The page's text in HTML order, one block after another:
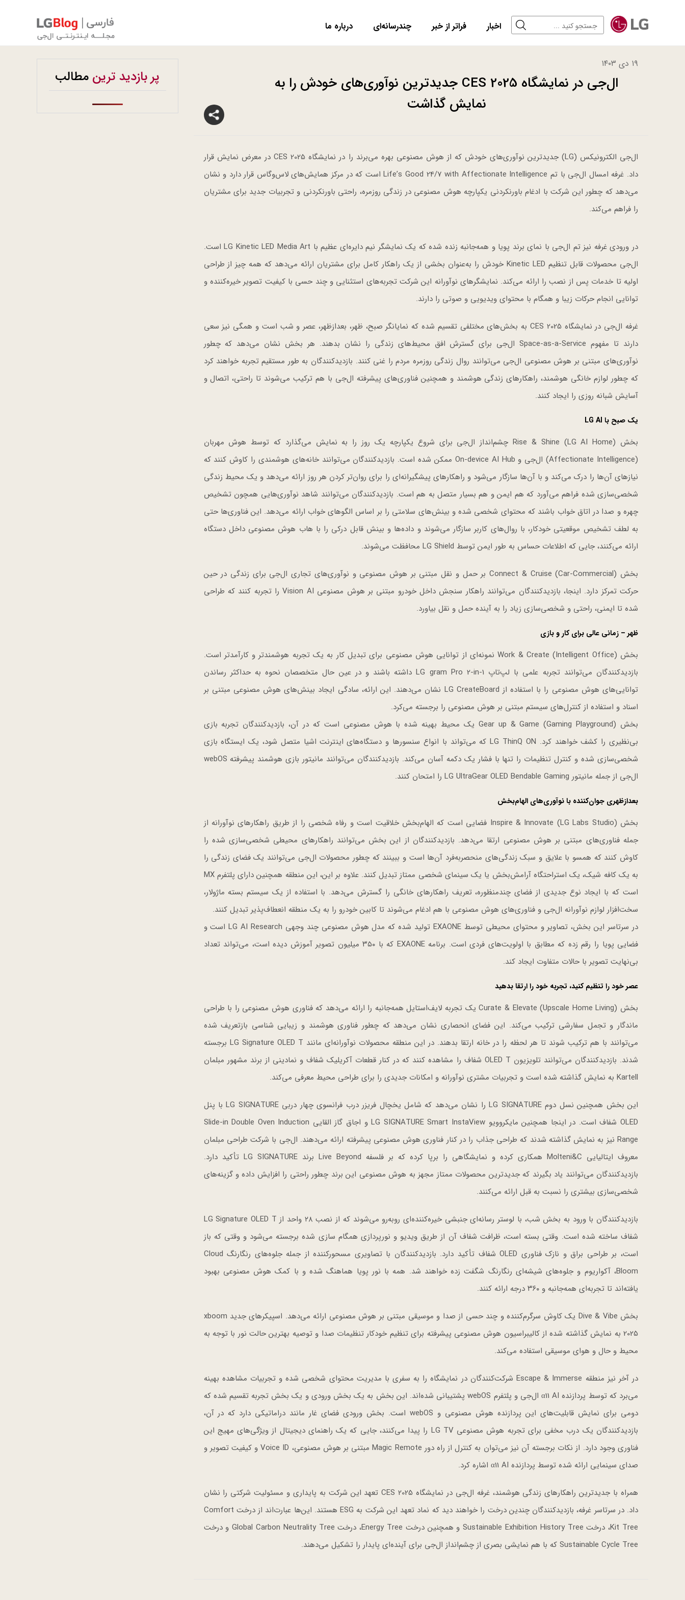
اخبار فراتر از خبر چندرسانه‌ای درباره ما
۱۹ دی ۱۴۰۳
ال‌جی در نمایشگاه CES 2025 جدیدترین نوآوری‌های خودش را به
نمایش گذاشت
ال‌جی الکترونیکس (LG) جدیدترین نوآوری‌های خودش که از هوش مصنوعی بهره می‌برند را در نمایشگاه CES 2025 در معرض نمایش قرار
داد. غرفه امسال ال‌جی با تم Life’s Good 24/7 with Affectionate Intelligence است که در مرکز همایش‌های لاس‌وگاس قرار دارد و نشان
می‌دهد که چطور این شرکت با ادغام باورنکردنی یکپارچه هوش مصنوعی در زندگی روزمره، راحتی باورنکردنی و تجربیات جدید برای مشتریان
را فراهم می‌کند.
در ورودی غرفه نیز تم ال‌جی با نمای برند پویا و همه‌جانبه زنده شده که یک نمایشگر نیم دایره‌ای عظیم با LG Kinetic LED Media Art است.
ال‌جی محصولات قابل تنظیم Kinetic LED خودش را به‌عنوان بخشی از یک راهکار کامل برای مشتریان ارائه می‌دهد که همه چیز از طراحی
اولیه تا خدمات پس از نصب را ارائه می‌کند. نمایشگرهای نوآورانه این شرکت تجربه‌های استثنایی و چند حسی با کیفیت تصویر خیره‌کننده و
توانایی انجام حرکات زیبا و همگام با محتوای ویدیویی و صوتی را دارند.
غرفه ال‌جی در نمایشگاه CES 2025 به بخش‌های مختلفی تقسیم شده که نمایانگر صبح، ظهر، بعدازظهر، عصر و شب است و همگی نیز سعی
دارند تا مفهوم Space-as-a-Service ال‌جی برای گسترش افق محیط‌های زندگی را نشان بدهند. هر بخش نشان می‌دهد که چطور
نوآوری‌های مبتنی بر هوش مصنوعی ال‌جی می‌توانند روال زندگی روزمره مردم را غنی کنند. بازدیدکنندگان به طور مستقیم تجربه خواهند کرد
که چطور لوازم خانگی هوشمند، راهکارهای زندگی هوشمند و همچنین فناوری‌های پیشرفته ال‌جی با هم ترکیب می‌شوند تا راحتی، اتصال و
آسایش شبانه روزی را ایجاد کنند.
یک صبح با LG AI
بخش Rise & Shine (LG AI Home) چشم‌انداز ال‌جی برای شروع یکپارچه یک روز را به نمایش می‌گذارد که توسط هوش مهربان
(Affectionate Intelligence) ال‌جی و On-device AI Hub ممکن شده است. بازدیدکنندگان می‌توانند خانه‌های هوشمندی را کاوش کنند که
نیازهای آن‌ها را درک می‌کند و با آن‌ها سازگار می‌شود و راهکارهای پیشگیرانه‌ای را برای روان‌تر کردن هر روز ارائه می‌دهد و یک محیط زندگی
شخصی‌سازی شده فراهم می‌آورد که هم ایمن و هم بسیار متصل به هم است. بازدیدکنندگان می‌توانند شاهد نوآوری‌هایی همچون تشخیص
چهره و صدا در اتاق خواب باشند که محتوای شخصی شده و بینش‌های سلامتی را بر اساس الگوهای خواب ارائه می‌دهد. این فناوری‌ها حتی
به لطف تشخیص موقعیتی خودکار، با روال‌های کاربر سازگار می‌شوند و داده‌ها و بینش قابل درکی را با هاب هوش مصنوعی داخل دستگاه
ارائه می‌کنند، جایی که اطلاعات حساس به طور ایمن توسط LG Shield محافظت می‌شوند.
بخش Connect & Cruise (Car-Commercial) بر حمل و نقل مبتنی بر هوش مصنوعی و نوآوری‌های تجاری ال‌جی برای زندگی در حین
حرکت تمرکز دارد. اینجا، بازدیدکنندگان می‌توانند راهکار سنجش داخل خودرو مبتنی بر هوش مصنوعی Vision AI را تجربه کنند که طراحی
شده تا ایمنی، راحتی و شخصی‌سازی زیاد را به آینده حمل و نقل بیاورد.
ظهر – زمانی عالی برای کار و بازی
بخش Work & Create (Intelligent Office) نمونه‌ای از توانایی هوش مصنوعی برای تبدیل کار به یک تجربه هوشمندتر و کارآمدتر است.
بازدیدکنندگان می‌توانند تجربه علمی با لپ‌تاپ LG gram Pro 2-in-1 داشته باشند و در عین حال متخصصان نحوه به حداکثر رساندن
توانایی‌های هوش مصنوعی را با استفاده از LG CreateBoard نشان می‌دهند. این ارائه، سادگی ایجاد بینش‌های هوش مصنوعی مبتنی بر
اسناد و استفاده از کنترل‌های سیستم مبتنی بر هوش مصنوعی را برجسته می‌کرد.
بخش Gear up & Game (Gaming Playground) یک محیط بهینه شده با هوش مصنوعی است که در آن، بازدیدکنندگان تجربه بازی
بی‌نظیری را کشف خواهند کرد. LG ThinQ ON که می‌تواند با انواع سنسورها و دستگاه‌های اینترنت اشیا متصل شود، یک ایستگاه بازی
شخصی‌سازی شده و کنترل تنظیمات را تنها با فشار یک دکمه آسان می‌کند. بازدیدکنندگان می‌توانند مانیتور بازی هوشمند پیشرفته webOS
ال‌جی از جمله مانیتور LG UltraGear OLED Bendable Gaming را امتحان کنند.
بعدازظهری جوان‌کننده با نوآوری‌های الهام‌بخش
بخش Inspire & Innovate (LG Labs Studio) فضایی است که الهام‌بخش خلاقیت است و رفاه شخصی را از طریق راهکارهای نوآورانه از
جمله فناوری‌های مبتنی بر هوش مصنوعی ارتقا می‌دهد. بازدیدکنندگان از این بخش می‌توانند راهکارهای محیطی شخصی‌سازی شده را
کاوش کنند که همسو با علایق و سبک زندگی‌های منحصربه‌فرد آن‌ها است و ببینند که چطور محصولات ال‌جی می‌توانند یک فضای زندگی را
به یک کافه شیک، یک استراحتگاه آرامش‌بخش یا یک سینمای شخصی ممتاز تبدیل کنند. علاوه بر این، این منطقه همچنین دارای پلتفرم MX
است که با ایجاد نوع جدیدی از فضای چندمنظوره، تعریف راهکارهای خانگی را گسترش می‌دهد. با استفاده از یک سیستم بسته ماژولار،
سخت‌افزار لوازم نوآورانه ال‌جی و فناوری‌های هوش مصنوعی با هم ادغام می‌شوند تا کابین خودرو را به یک منطقه انعطاف‌پذیر تبدیل کنند.
در سرتاسر این بخش، تصاویر و محتوای محیطی توسط EXAONE تولید شده که مدل هوش مصنوعی چند وجهی LG AI Research است و
فضایی پویا را رقم زده که مطابق با اولویت‌های فردی است. برنامه EXAONE که با ۳۵۰ میلیون تصویر آموزش دیده است، می‌تواند تعداد
بی‌نهایت تصویر با حالات متفاوت ایجاد کند.
عصر خود را تنظیم کنید، تجربه خود را ارتقا بدهید
بخش Curate & Elevate (Upscale Home Living) یک تجربه لایف‌استایل همه‌جانبه را ارائه می‌دهد که فناوری هوش مصنوعی را با طراحی
ماندگار و تجمل سفارشی ترکیب می‌کند. این فضای انحصاری نشان می‌دهد که چطور فناوری هوشمند و زیبایی شناسی بازتعریف شده
می‌توانند با هم ترکیب شوند تا هر لحظه را در خانه ارتقا بدهند. در این منطقه محصولات نوآورانه‌ای مانند LG Signature OLED T برجسته
شدند. بازدیدکنندگان می‌توانند تلویزیون OLED T شفاف را مشاهده کنند که در کنار قطعات آکریلیک شفاف و نمادینی از برند مشهور مبلمان
Kartell به نمایش گذاشته شده است و تجربیات مشتری نوآورانه و امکانات جدیدی را برای طراحی محیط معرفی می‌کند.
این بخش همچنین نسل دوم LG SIGNATURE را نشان می‌دهد که شامل یخچال فریزر درب فرانسوی چهار دربی LG SIGNATURE با پنل
OLED شفاف است. در اینجا همچنین مایکروویو LG SIGNATURE Smart InstaView و اجاق گاز القایی Slide-in Double Oven Induction
Range نیز به نمایش گذاشته شدند که طراحی جذاب را در کنار فناوری هوش مصنوعی پیشرفته ارائه می‌دهند. ال‌جی با شرکت طراحی مبلمان
معروف ایتالیایی Molteni&C همکاری کرده و نمایشگاهی را برپا کرده که بر فلسفه Live Beyond برند LG SIGNATURE تأکید دارد.
بازدیدکنندگان می‌توانند یاد بگیرند که جدیدترین محصولات ممتاز مجهز به هوش مصنوعی این برند چطور راحتی را افزایش داده و گزینه‌های
شخصی‌سازی بیشتری را نسبت به قبل ارائه می‌کنند.
بازدیدکنندگان با ورود به بخش شب، با لوستر رسانه‌ای جنبشی خیره‌کننده‌ای روبه‌رو می‌شوند که از نصب ۲۸ واحد از LG Signature OLED T
شفاف ساخته شده است. وقتی بسته است، ظرافت شفاف آن از طریق ویدیو و نورپردازی همگام سازی شده برجسته می‌شود و وقتی که باز
است، بر طراحی براق و نازک فناوری OLED شفاف تأکید دارد. بازدیدکنندگان با تصاویری مسحورکننده از جمله جلوه‌های رنگارنگ Cloud
Bloom، آکواریوم و جلوه‌های شیشه‌ای رنگارنگ شگفت زده خواهند شد. همه با نور پویا هماهنگ شده و با کمک هوش مصنوعی بهبود
یافته‌اند تا تجربه‌ای همه‌جانبه و ۳۶۰ درجه ارائه کنند.
بخش Dive & Vibe یک کاوش سرگرم‌کننده و چند حسی از صدا و موسیقی مبتنی بر هوش مصنوعی ارائه می‌دهد. اسپیکرهای جدید xboom
2025 به نمایش گذاشته شده از کالیبراسیون هوش مصنوعی پیشرفته برای تنظیم خودکار تنظیمات صدا و توصیه بهترین حالت نور با توجه به
محیط و حال و هوای موسیقی استفاده می‌کند.
در آخر نیز منطقه Escape & Immerse شرکت‌کنندگان در نمایشگاه را به سفری با مدیریت محتوای شخصی شده و تجربیات مشاهده بهینه
می‌برد که توسط پردازنده α11 AI ال‌جی و پلتفرم webOS پشتیبانی شده‌اند. این بخش به یک بخش ورودی و یک بخش تجربه تقسیم شده که
دومی برای نمایش قابلیت‌های این پردازنده هوش مصنوعی و webOS است. بخش ورودی فضای غار مانند دراماتیکی دارد که در آن،
بازدیدکنندگان یک درب مخفی برای تجربه هوش مصنوعی LG TV را پیدا می‌کنند، جایی که یک راهنمای دیجیتال از ویژگی‌های مهیج این
فناوری وجود دارد. از نکات برجسته آن نیز می‌توان به کنترل از راه دور Magic Remote مبتنی بر هوش مصنوعی، Voice ID و کیفیت تصویر و
صدای سینمایی ارائه شده توسط پردازنده α11 AI اشاره کرد.
همراه با جدیدترین راهکارهای زندگی هوشمند، غرفه ال‌جی در نمایشگاه CES 2025 تعهد این شرکت به پایداری و مسئولیت شرکتی را نشان
داد. در سرتاسر غرفه، بازدیدکنندگان چندین درخت را خواهند دید که نماد تعهد این شرکت به ESG هستند. این‌ها عبارت‌اند از درخت Comfort
Kit Tree، درخت Sustainable Exhibition History Tree و همچنین درخت Energy Tree، درخت Global Carbon Neutrality Tree و درخت
Sustainable Cycle Tree که با هم نمایشی بصری از چشم‌انداز ال‌جی برای آینده‌ای پایدار را تشکیل می‌دهند.
پر بازدید ترین مطالب